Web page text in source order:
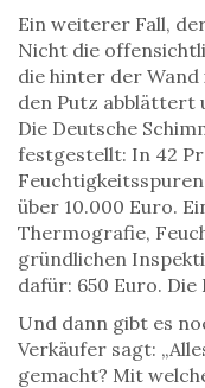
Ein weiterer Fall,
Nicht die
die hinter der
den Putz abblättert
Die Deutsche
festgestellt: In 42
über 10.000 Euro.
Thermografie,
gründlichen
dafür: 650 Euro. Die
Und dann gibt es
Verkäufer sagt:
gemacht? Mit